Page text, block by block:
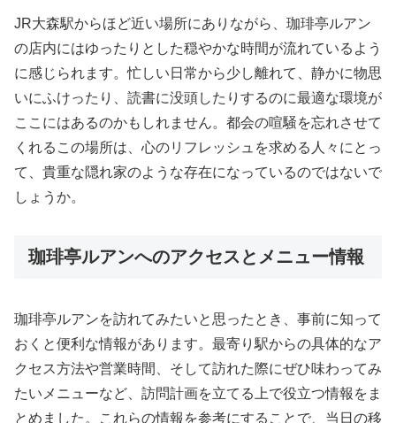
JR大森駅からほど近い場所にありながら、珈琲亭ルアン
の店内にはゆったりとした穏やかな時間が流れているよう
に感じられます。忙しい日常から少し離れて、静かに物思
いにふけったり、読書に没頭したりするのに最適な環境が
ここにはあるのかもしれません。都会の喧騒を忘れさせて
くれるこの場所は、心のリフレッシュを求める人々にとっ
て、貴重な隠れ家のような存在になっているのではないで
しょうか。
珈琲亭ルアンへのアクセスとメニュー情報
珈琲亭ルアンを訪れてみたいと思ったとき、事前に知って
おくと便利な情報があります。最寄り駅からの具体的なア
クセス方法や営業時間、そして訪れた際にぜひ味わってみ
たいメニューなど、訪問計画を立てる上で役立つ情報をま
とめました。これらの情報を参考にすることで、当日の移